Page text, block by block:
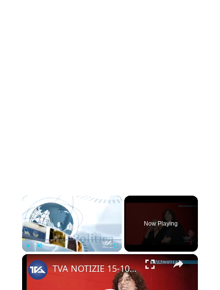
×
Play Unmute
Now Playing
×
TVA NOTIZIE 15-10-25